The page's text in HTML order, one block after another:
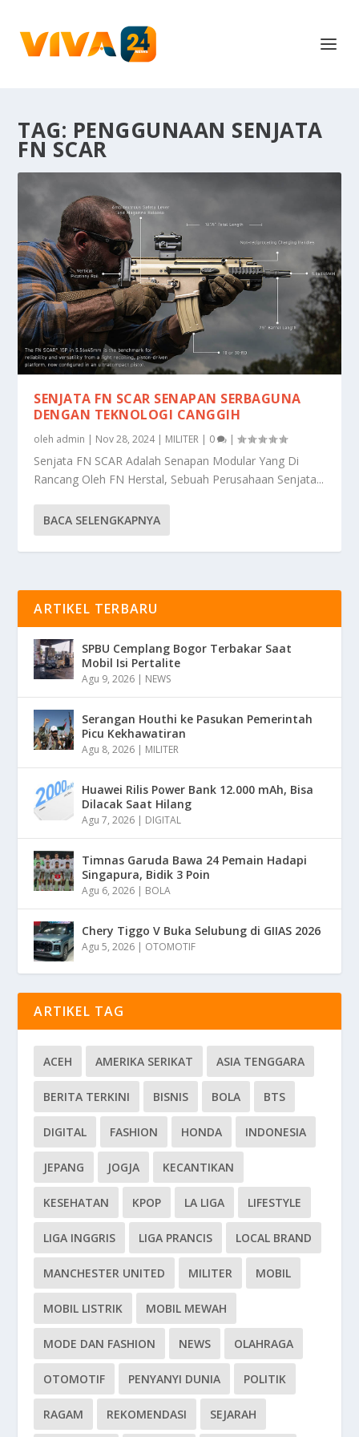
TAG: PENGGUNAAN SENJATA
FN SCAR
SENJATA FN SCAR SENAPAN SERBAGUNA
DENGAN TEKNOLOGI CANGGIH
oleh admin | Nov 28, 2024| MILITER | 0 |
Senjata FN SCAR Adalah Senapan Modular Yang Di
Rancang Oleh FN Herstal, Sebuah Perusahaan Senjata...
BACA SELENGKAPNYA
ARTIKEL TERBARU
SPBU Cemplang Bogor Terbakar Saat
Mobil Isi Pertalite
Agu 9, 2026 | NEWS
Serangan Houthi ke Pasukan Pemerintah
Picu Kekhawatiran
Agu 8, 2026 | MILITER
Huawei Rilis Power Bank 12.000 mAh, Bisa
Dilacak Saat Hilang
Agu 7, 2026 | DIGITAL
Timnas Garuda Bawa 24 Pemain Hadapi
Singapura, Bidik 3 Poin
Agu 6, 2026 | BOLA
Chery Tiggo V Buka Selubung di GIIAS 2026
Agu 5, 2026 | OTOMOTIF
ARTIKEL TAG
ACEH AMERIKA SERIKAT ASIA TENGGARA
BERITA TERKINI BISNIS BOLA BTS
DIGITAL FASHION HONDA INDONESIA
JEPANG JOGJA KECANTIKAN
KESEHATAN KPOP LA LIGA LIFESTYLE
LIGA INGGRIS LIGA PRANCIS LOCAL BRAND
MANCHESTER UNITED MILITER MOBIL
MOBIL LISTRIK MOBIL MEWAH
MODE DAN FASHION NEWS OLAHRAGA
OTOMOTIF PENYANYI DUNIA POLITIK
RAGAM REKOMENDASI SEJARAH